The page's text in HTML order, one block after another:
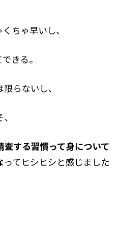
ちゃ早いし、
きる。
らないし、
する習慣って身について
ってヒシヒシと感じました